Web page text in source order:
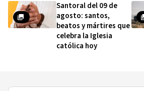
Santoral del 09 de
agosto: santos,
beatos y mártires que
celebra la Iglesia
católica hoy